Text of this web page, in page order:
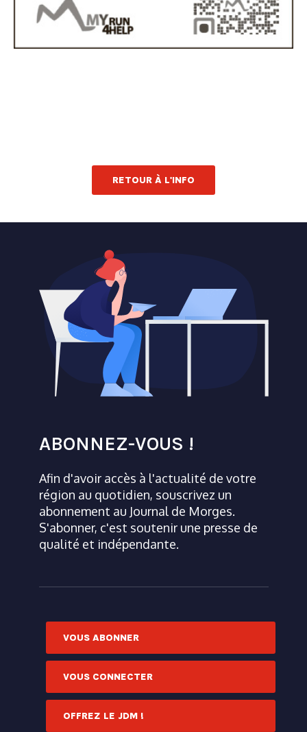
RETOUR À L'INFO
ABONNEZ-VOUS !
Afin d'avoir accès à l'actualité de votre
région au quotidien, souscrivez un
abonnement au Journal de Morges.
S'abonner, c'est soutenir une presse de
qualité et indépendante.
VOUS ABONNER
VOUS CONNECTER
OFFREZ LE JDM !